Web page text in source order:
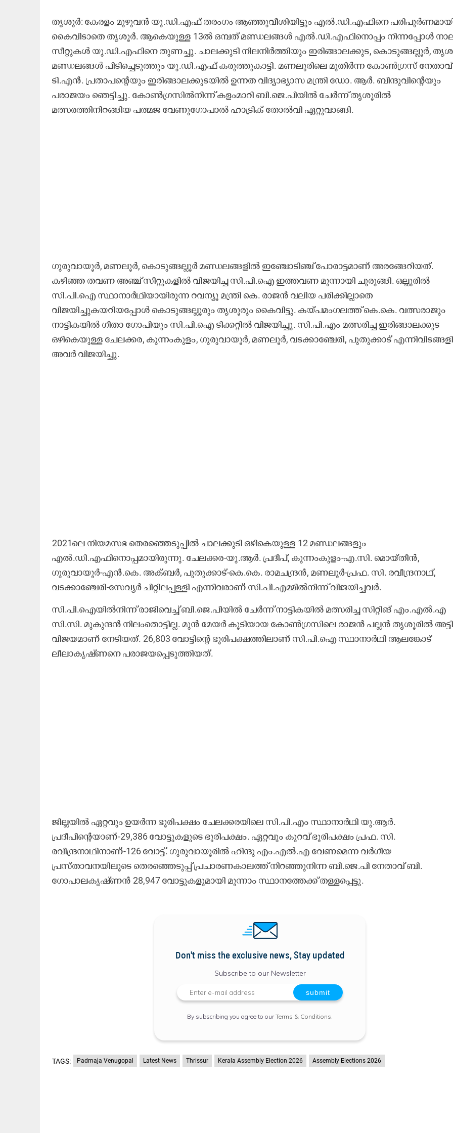
തൃശൂർ: കേരളം മുഴുവൻ യു.ഡി.എഫ് തരംഗം ആഞ്ഞുവീശിയിട്ടും എൽ.ഡി.എഫിനെ
കൈവിടാതെ തൃശൂർ. ആകെയുള്ള 13ൽ ഒമ്പത് മണ്ഡലങ്ങൾ എൽ.ഡി.എഫിനൊപ്പം നിന്നപ്പോൾ
സീറ്റുകൾ യു.ഡി.എഫിനെ തുണച്ചു. ചാലക്കുടി നിലനിർത്തിയും ഇരിങ്ങാലക്കുട, കൊടുങ്ങല്ലൂർ,
മണ്ഡലങ്ങൾ പിടിച്ചെടുത്തും യു.ഡി.എഫ് കരുത്തുകാട്ടി. മണലൂരിലെ മുതിർന്ന കോൺഗ്രസ് നേതാവ്
ടി.എൻ. പ്രതാപന്റെയും ഇരിങ്ങാലക്കുടയിൽ ഉന്നത വിദ്യാഭ്യാസ മന്ത്രി ഡോ. ആർ. ബിന്ദുവിന്റെയും
പരാജയം ഞെട്ടിച്ചു. കോൺഗ്രസിൽനിന്ന് കളംമാറി ബി.ജെ.പിയിൽ ചേർന്ന് തൃശൂരിൽ
മത്സരത്തിനിറങ്ങിയ പത്മജ വേണുഗോപാൽ ഹാട്രിക് തോൽവി ഏറ്റുവാങ്ങി.
ഗുരുവായൂർ, മണലൂർ, കൊടുങ്ങല്ലൂർ മണ്ഡലങ്ങളിൽ ഇഞ്ചോടിഞ്ച് പോരാട്ടമാണ് അരങ്ങേറിയത്.
കഴിഞ്ഞ തവണ അഞ്ച് സീറ്റുകളിൽ വിജയിച്ച സി.പി.ഐ ഇത്തവണ മൂന്നായി ചുരുങ്ങി. ഒല്ലൂരിൽ
സി.പി.ഐ സ്ഥാനാർഥിയായിരുന്ന റവന്യൂ മന്ത്രി കെ. രാജൻ വലിയ പരിക്കില്ലാതെ
വിജയിച്ചുകയറിയപ്പോൾ കൊടുങ്ങല്ലൂരും തൃശൂരും കൈവിട്ടു. കയ്പമംഗലത്ത് കെ.കെ. വത്സരാജും
നാട്ടികയിൽ ഗീതാ ഗോപിയും സി.പി.ഐ ടിക്കറ്റിൽ വിജയിച്ചു. സി.പി.എം മത്സരിച്ച ഇരിങ്ങാലക്കുട
ഒഴികെയുള്ള ചേലക്കര, കുന്നംകുളം, ഗുരുവായൂർ, മണലൂർ, വടക്കാഞ്ചേരി, പുതുക്കാട്
അവർ വിജയിച്ചു.
2021ലെ നിയമസഭ തെരഞ്ഞെടുപ്പിൽ ചാലക്കുടി ഒഴികെയുള്ള 12 മണ്ഡലങ്ങളും
എൽ.ഡി.എഫിനൊപ്പമായിരുന്നു. ചേലക്കര-യു.ആർ. പ്രദീപ്, കുന്നംകുളം-എ.സി. മൊയ്തീൻ,
ഗുരുവായൂർ-എൻ.കെ. അക്ബർ, പുതുക്കാട്-കെ.കെ. രാമചന്ദ്രൻ, മണലൂർ-പ്രഫ. സി. രവീന്ദ്രനാഥ്,
വടക്കാഞ്ചേരി-സേവ്യർ ചിറ്റിലപ്പള്ളി എന്നിവരാണ് സി.പി.എമ്മിൽനിന്ന് വിജയിച്ചവർ.
സി.പി.ഐയിൽനിന്ന് രാജിവെച്ച് ബി.ജെ.പിയിൽ ചേർന്ന് നാട്ടികയിൽ മത്സരിച്ച സിറ്റിങ് എം.എൽ.എ
സി.സി. മുകുന്ദൻ നിലംതൊട്ടില്ല. മുൻ മേയർ കൂടിയായ കോൺഗ്രസിലെ രാജൻ പല്ലൻ തൃശൂരിൽ
വിജയമാണ് നേടിയത്. 26,803 വോട്ടിന്റെ ഭൂരിപക്ഷത്തിലാണ് സി.പി.ഐ സ്ഥാനാർഥി ആലങ്കോട്
ലീലാകൃഷ്ണനെ പരാജയപ്പെടുത്തിയത്.
ജില്ലയിൽ ഏറ്റവും ഉയർന്ന ഭൂരിപക്ഷം ചേലക്കരയിലെ സി.പി.എം സ്ഥാനാർഥി യു.ആർ.
പ്രദീപിന്റെയാണ്-29,386 വോട്ടുകളുടെ ഭൂരിപക്ഷം. ഏറ്റവും കുറവ് ഭൂരിപക്ഷം പ്രഫ. സി.
രവീന്ദ്രനാഥിനാണ്-126 വോട്ട്. ഗുരുവായൂരിൽ ഹിന്ദു എം.എൽ.എ വേണമെന്ന വർഗീയ
പ്രസ്താവനയിലൂടെ തെരഞ്ഞെടുപ്പ് പ്രചാരണകാലത്ത് നിറഞ്ഞുനിന്ന ബി.ജെ.പി നേതാവ് ബി.
ഗോപാലകൃഷ്ണൻ 28,947 വോട്ടുകളുമായി മൂന്നാം സ്ഥാനത്തേക്ക് തള്ളപ്പെട്ടു.
Don't miss the exclusive news, Stay updated
Subscribe to our Newsletter
By subscribing you agree to ourTerms & Conditions
TAGS: Padmaja Venugopal Latest News Thrissur Kerala Assembly Election 2026 Assembly Elections 2026